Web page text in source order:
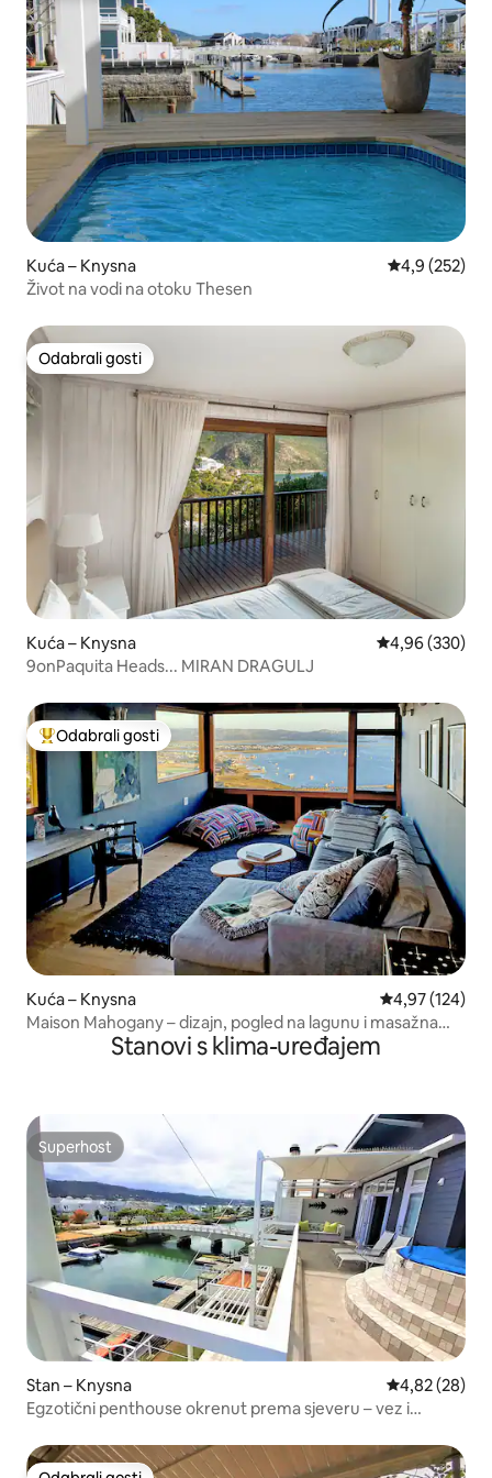
Kuća – Knysna Prosječna
4,9 (252)
Život na vodi na otoku Thesen
Odabrali gosti
Odabrali gosti
Kuća – Knysna Prosječna
4,96 (330)
9onPaquita Heads... MIRAN DRAGULJ
Među najviše rangiranima s oznakom „Odabrali gosti”
Odabrali gosti
Kuća – Knysna Prosječna
4,97 (124)
Maison Mahogany – dizajn, pogled na lagunu i masažna
Stanovi s klima-uređajem
Superhost
Superhost
Stan – Knysna Prosječna
4,82 (28)
Egzotični penthouse okrenut prema sjeveru – vez i